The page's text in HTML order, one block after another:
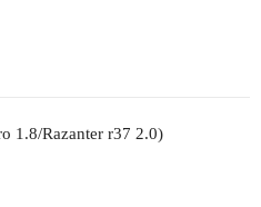
1.8/Razanter r37 2.0)